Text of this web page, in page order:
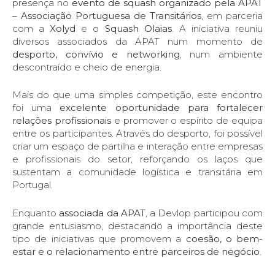
presença no evento de squash organizado pela APAT
– Associação Portuguesa de Transitários, em parceria
com aXolyd e o Squash Olaias. A iniciativa reuniu
diversos associados da APAT num momento de
desporto, convívio e networking, num ambiente
descontraído e cheio de energia.
Mais do que uma simples competição, este encontro
foi uma excelente oportunidade para fortalecer
relações profissionaise promover o espírito de equipa
entre os participantes. Através do desporto, foi possível
criar um espaço de partilha e interação entre empresas
e profissionais do setor, reforçando os laços que
sustentam a comunidade logística e transitária em
Portugal.
Enquanto associada da APAT, a Devlop participou com
grande entusiasmo, destacando a importância deste
tipo de iniciativas que promovem a coesão, o bem-
estar e o relacionamento entre parceiros de negócio